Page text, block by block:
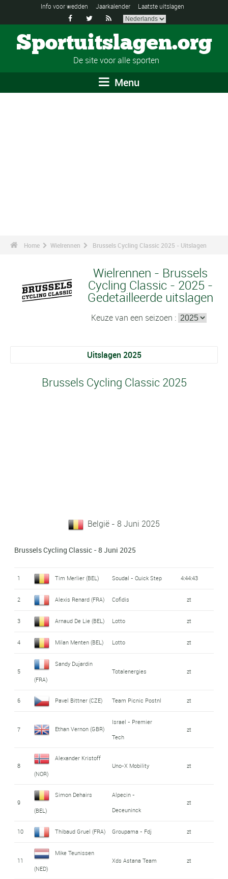
Info voor wedden Jaarkalender Laatste uitslagen
  
Sportuitslagen.org
De site voor alle sporten
Menu
Home Wielrennen Brussels Cycling Classic 2025 - Uitslagen
Wielrennen - Brussels
Cycling Classic - 2025 -
Gedetailleerde uitslagen
Keuze van een seizoen :
Uitslagen 2025
Brussels Cycling Classic 2025
België - 8 Juni 2025
Brussels Cycling Classic - 8 Juni 2025
1 Tim Merlier (BEL) Soudal - Quick Step 4:44:43
2 Alexis Renard (FRA) Cofidis zt
3 Arnaud De Lie (BEL) Lotto zt
4 Milan Menten (BEL) Lotto zt
5
Sandy Dujardin
(FRA)
Totalenergies zt
6 Pavel Bittner (CZE) Team Picnic Postnl zt
7 Ethan Vernon (GBR)
Israel - Premier
Tech
zt
8
Alexander Kristoff
(NOR)
Uno-X Mobility zt
9
Simon Dehairs
(BEL)
Alpecin -
Deceuninck
zt
10 Thibaud Gruel (FRA) Groupama - Fdj zt
11
Mike Teunissen
(NED)
Xds Astana Team zt